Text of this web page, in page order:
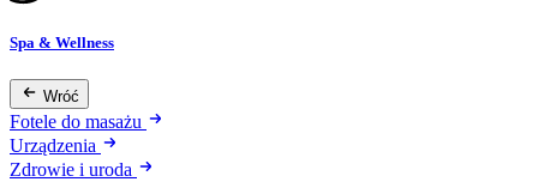
Spa & Wellness
Wróć
Fotele do masażu
Urządzenia
Zdrowie i uroda